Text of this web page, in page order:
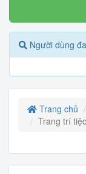
Người dùng
Trang chủ
Trang trí